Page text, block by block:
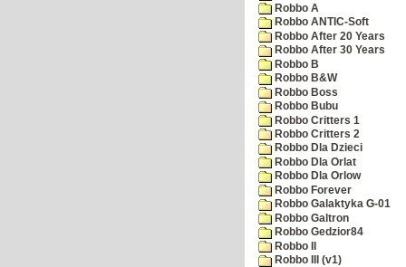
Robbo A
Robbo ANTIC-Soft
Robbo After 20 Years
Robbo After 30 Years
Robbo B
Robbo B&W
Robbo Boss
Robbo Bubu
Robbo Critters 1
Robbo Critters 2
Robbo Dla Dzieci
Robbo Dla Orlat
Robbo Dla Orlow
Robbo Forever
Robbo Galaktyka G-01
Robbo Galtron
Robbo Gedzior84
Robbo II
Robbo III (v1)